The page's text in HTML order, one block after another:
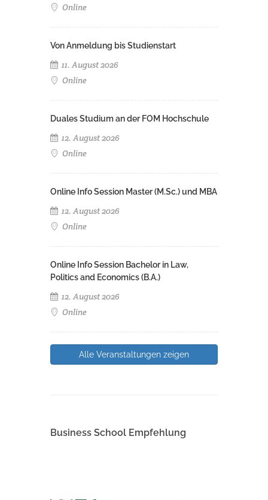
Online
Von Anmeldung bis Studienstart
11. August 2026
Online
Duales Studium an der FOM Hochschule
12. August 2026
Online
Online Info Session Master (M.Sc.) und MBA
12. August 2026
Online
Online Info Session Bachelor in Law,
Politics and Economics (B.A.)
12. August 2026
Online
Alle Veranstaltungen zeigen
Business School Empfehlung